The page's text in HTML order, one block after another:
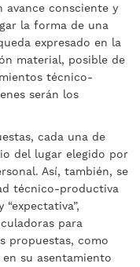
avance consciente y
la forma de una
expresado en la
material, posible de
técnico-
serán los
cada una de
del lugar elegido por
Así, también, se
técnico-productiva
para
propuestas, como
su asentamiento